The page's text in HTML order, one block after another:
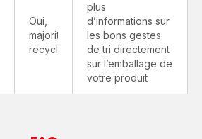
Oui,
majoritairement
recyclable
plus
d’informations sur
les bons gestes
de tri directement
sur l’emballage de
votre produit